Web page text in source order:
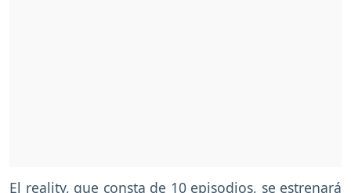
El reality, que consta de 10 episodios, se estrenará